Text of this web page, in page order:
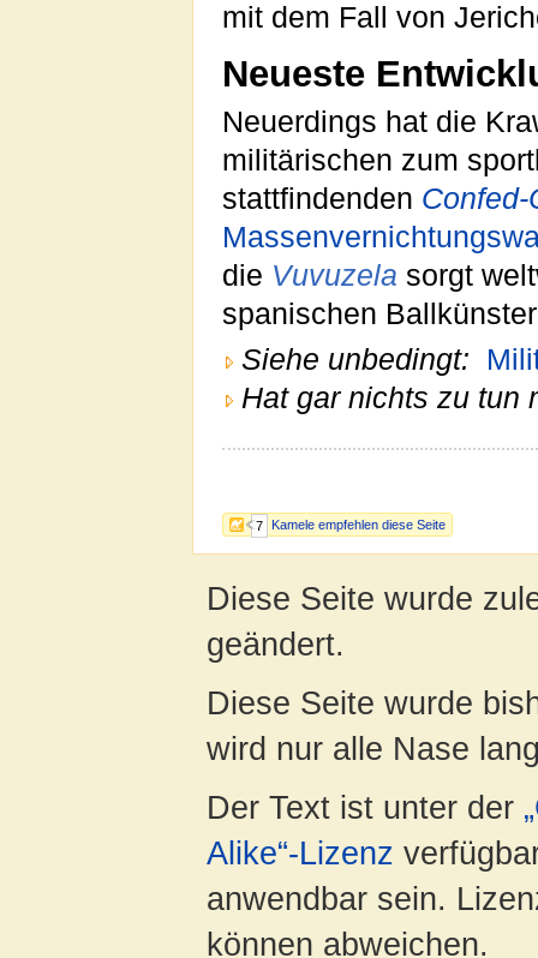
7 Kamele empfehlen diese Seite
mit dem Fall von
Neueste
Neuerdings hat die
militärischen zum
stattfindenden Confed-
die Vuvuzela sorgt
spanischen
Siehe unbedingt:
Hat gar nichts zu tun
Diese Seite wurde
geändert.
Diese Seite wurde
wird nur alle Nase
Der Text ist unter der
Alike“-Lizenz
anwendbar sein.
können abweichen.